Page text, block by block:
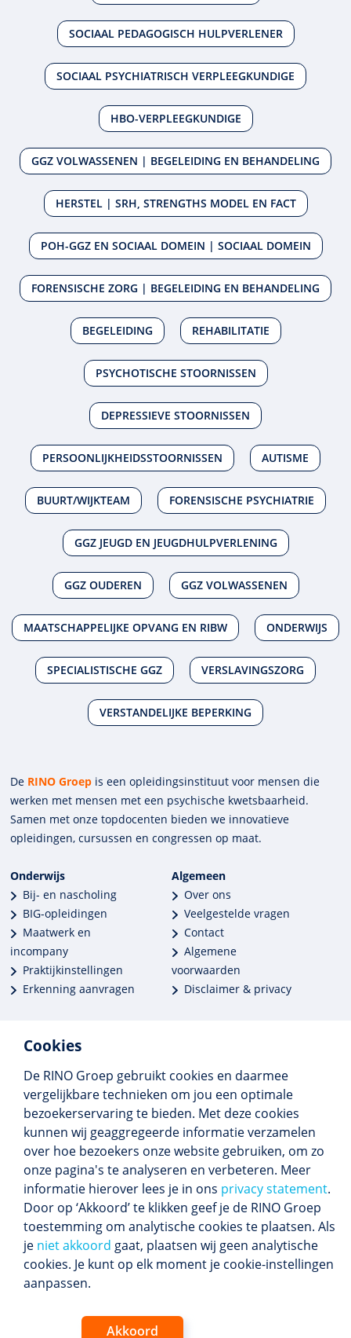
Cookies
De RINO Groep gebruikt cookies en daarmee
vergelijkbare technieken om jou een optimale
bezoekerservaring te bieden. Met deze cookies
kunnen wij geaggregeerde informatie verzamelen
over hoe bezoekers onze website gebruiken, om zo
onze pagina's te analyseren en verbeteren. Meer
informatie hierover lees je in ons privacy statement.
Door op ‘Akkoord’ te klikken geef je de RINO Groep
toestemming om analytische cookies te plaatsen. Als
je niet akkoord gaat, plaatsen wij geen analytische
cookies. Je kunt op elk moment je cookie-instellingen
aanpassen.
Akkoord
SOCIAAL PEDAGOGISCH HULPVERLENER
SOCIAAL PSYCHIATRISCH VERPLEEGKUNDIGE
HBO-VERPLEEGKUNDIGE
GGZ VOLWASSENEN | BEGELEIDING EN BEHANDELING
HERSTEL | SRH, STRENGTHS MODEL EN FACT
POH-GGZ EN SOCIAAL DOMEIN | SOCIAAL DOMEIN
FORENSISCHE ZORG | BEGELEIDING EN BEHANDELING
BEGELEIDING REHABILITATIE
PSYCHOTISCHE STOORNISSEN
DEPRESSIEVE STOORNISSEN
PERSOONLIJKHEIDSSTOORNISSEN AUTISME
BUURT/WIJKTEAM FORENSISCHE PSYCHIATRIE
GGZ JEUGD EN JEUGDHULPVERLENING
GGZ OUDEREN GGZ VOLWASSENEN
MAATSCHAPPELIJKE OPVANG EN RIBW ONDERWIJS
SPECIALISTISCHE GGZ VERSLAVINGSZORG
VERSTANDELIJKE BEPERKING
De RINO Groep is een opleidings­insti­tuut voor mensen die
werken met mensen met een psychische kwets­baar­heid.
Samen met onze top­docenten bieden we innova­tieve
opleidingen, cursussen en congres­sen op maat.
Onderwijs
Bij- en nascholing
BIG-opleidingen
Maatwerk en
incompany
Praktijkinstellingen
Erkenning aanvragen
Algemeen
Over ons
Veelgestelde vragen
Contact
Algemene
voorwaarden
Disclaimer & privacy
Meer dan 250 opleidingen
Alle BIG-opleidingen in huis
Cedeo-erkend en CRKBO-geregistreerd
Gemiddelde beoordeling 8,4
Volg ons
Blijf op de hoogte van het (nieuwe) scholings­
aanbod en ons laatste nieuws.